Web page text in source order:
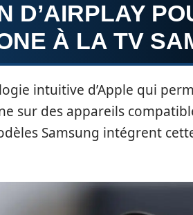
D’AIRPLAY
À LA TV
intuitive d’Apple qui
sur des appareils
Samsung intégrent